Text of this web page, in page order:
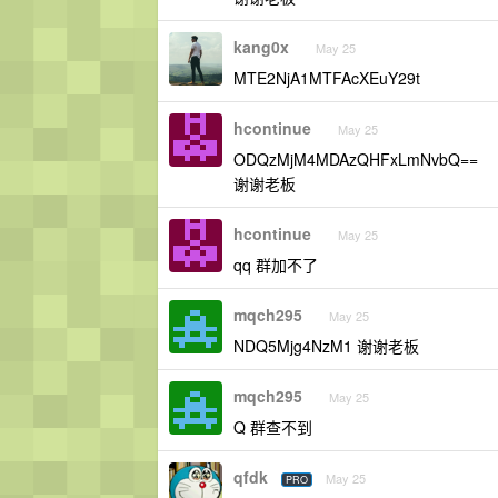
kang0x May 25
MTE2NjA1MTFAcXEuY29t
hcontinue May 25
ODQzMjM4MDAzQHFxLmNvbQ==
谢谢老板
hcontinue May 25
qq 群加不了
mqch295 May 25
NDQ5Mjg4NzM1 谢谢老板
mqch295 May 25
Q 群查不到
qfdk PRO May 25